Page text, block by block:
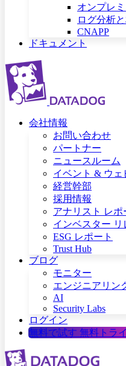
オンプレ
ログ分析
CNAPP
ドキュメント
会社情報
お問い合わせ
パートナー
ニュースルーム
イベント & ウェ
経営幹部
採用情報
アナリスト レポ
インベスター
ESG レポート
Trust Hub
ブログ
モニター
エンジニアリン
AI
Security Labs
ログイン
無料で試す 無料トラ